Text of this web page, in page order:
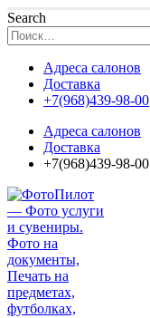
Search
Адреса салонов
Доставка
+7(968)439-98-00
Адреса салонов
Доставка
+7(968)439-98-00